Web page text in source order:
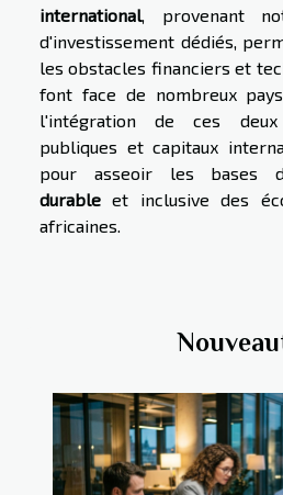
international, provenant
d'investissement dédiés,
les obstacles financiers et
font face de nombreux
l'intégration de ces
publiques et capitaux
pour asseoir les bases
durable et inclusive des
africaines.